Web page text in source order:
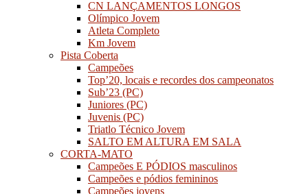
CN LANÇAMENTOS LONGOS
Olímpico Jovem
Atleta Completo
Km Jovem
Pista Coberta
Campeões
Top’20, locais e recordes dos campeonatos
Sub’23 (PC)
Juniores (PC)
Juvenis (PC)
Triatlo Técnico Jovem
SALTO EM ALTURA EM SALA
CORTA-MATO
Campeões E PÓDIOS masculinos
Campeões e pódios femininos
Campeões jovens